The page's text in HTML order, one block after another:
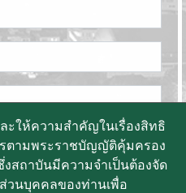
ะให้ความสำคัญในเรื่องสิทธิ
ตามพระราชบัญญัติคุ้มครอง
สถาบันมีความจำเป็นต้องจัด
วนบุคคลของท่านเพื่อ